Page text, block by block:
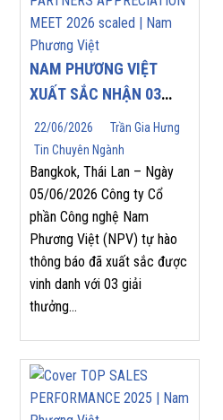
NAM PHƯƠNG VIỆT
XUẤT SẮC NHẬN 03
GIẢI THƯỞNG DANH
GIÁ TẠI YASKAWA
ASEAN PARTNERS’
APPRECIATION MEET
2026
22/06/2026
Trần Gia Hưng
Tin Chuyên Ngành
Bangkok, Thái Lan – Ngày
05/06/2026 Công ty Cổ
phần Công nghệ Nam
Phương Việt (NPV) tự hào
thông báo đã xuất sắc được
vinh danh với 03 giải
thưởng...